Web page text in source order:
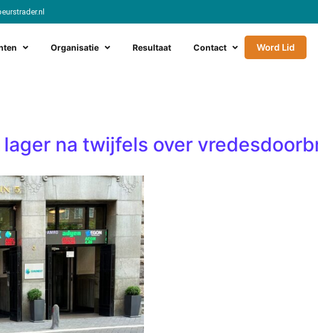
Organisatie Resultaat Contact Word Lid
na twijfels over